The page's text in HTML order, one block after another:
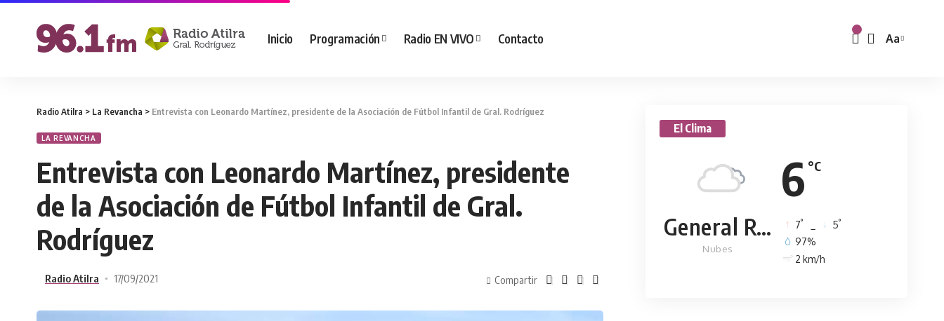
Inicio Programación Radio EN VIVO Contacto Aa
Radio Atilra > La Revancha > Entrevista con Leonardo Martínez, presidente de la Asociación de Fútbol Infantil de Gral. Rodríguez
LA REVANCHA
Entrevista con Leonardo Martínez, presidente
de la Asociación de Fútbol Infantil de Gral.
Rodríguez
Radio Atilra 17/09/2021 Compartir
El Clima
6 °C
General Rodríguez
Nubes
7° 5°
97%
2 km/h